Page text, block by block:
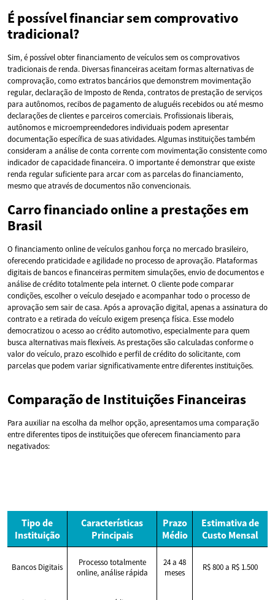
É possível financiar sem comprovativo
tradicional?
Sim, é possível obter financiamento de veículos sem os comprovativos
tradicionais de renda. Diversas financeiras aceitam formas alternativas de
comprovação, como extratos bancários que demonstrem movimentação
regular, declaração de Imposto de Renda, contratos de prestação de serviços
para autônomos, recibos de pagamento de aluguéis recebidos ou até mesmo
declarações de clientes e parceiros comerciais. Profissionais liberais,
autônomos e microempreendedores individuais podem apresentar
documentação específica de suas atividades. Algumas instituições também
consideram a análise de conta corrente com movimentação consistente como
indicador de capacidade financeira. O importante é demonstrar que existe
renda regular suficiente para arcar com as parcelas do financiamento,
mesmo que através de documentos não convencionais.
Carro financiado online a prestações em
Brasil
O financiamento online de veículos ganhou força no mercado brasileiro,
oferecendo praticidade e agilidade no processo de aprovação. Plataformas
digitais de bancos e financeiras permitem simulações, envio de documentos e
análise de crédito totalmente pela internet. O cliente pode comparar
condições, escolher o veículo desejado e acompanhar todo o processo de
aprovação sem sair de casa. Após a aprovação digital, apenas a assinatura do
contrato e a retirada do veículo exigem presença física. Esse modelo
democratizou o acesso ao crédito automotivo, especialmente para quem
busca alternativas mais flexíveis. As prestações são calculadas conforme o
valor do veículo, prazo escolhido e perfil de crédito do solicitante, com
parcelas que podem variar significativamente entre diferentes instituições.
Comparação de Instituições Financeiras
Para auxiliar na escolha da melhor opção, apresentamos uma comparação
entre diferentes tipos de instituições que oferecem financiamento para
negativados:
Tipo de
Instituição
Características
Principais
Prazo
Médio
Estimativa de
Custo Mensal
Bancos Digitais
Processo totalmente
online, análise rápida
24 a 48
meses
R$ 800 a R$ 1.500